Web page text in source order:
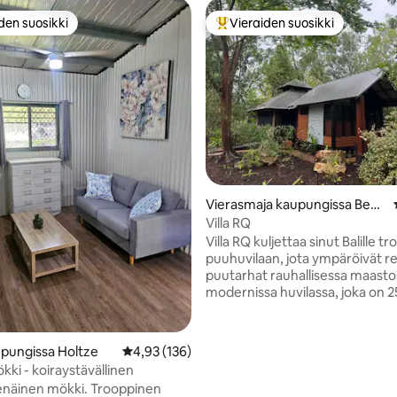
5/5, 5 arvostelua
suosikkien parhaimmistoa
suosikki
Holtze Keskimääräinen arvio 4,93/5, 136 arvostelua
4,93 (136)
Maalaismökki - koiraystävällinen
mökki. Trooppinen
Vieraiden suosikkien
Vieraiden suosikki
Vierasmaja kaupungissa Bees
Creek
Villa RQ
Villa RQ kuljettaa sinut Balille
puuhuvilaan, jota ympäröivät
puutarhat rauhallisessa
modernissa huvilassa, joka on